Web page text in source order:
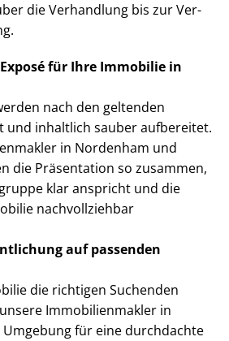
die Verhandlung bis zur Ver­
für Ihre Immobilie in
nach den geltenden
und inhaltlich sauber aufbereitet.
in Nordenham und
die Präsentation so zusammen,
klar anspricht und die
nachvollziehbar
auf passenden
die richtigen Suchenden
Im­mo­bi­li­en­mak­ler in
für eine durchdachte